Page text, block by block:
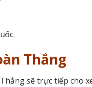
Thắng
sẽ trực tiếp cho